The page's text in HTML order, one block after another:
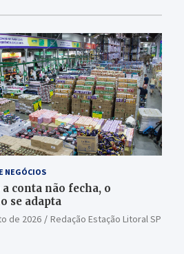
NEGÓCIOS
a conta não fecha, o
se adapta
de 2026 Redação Estação Litoral SP